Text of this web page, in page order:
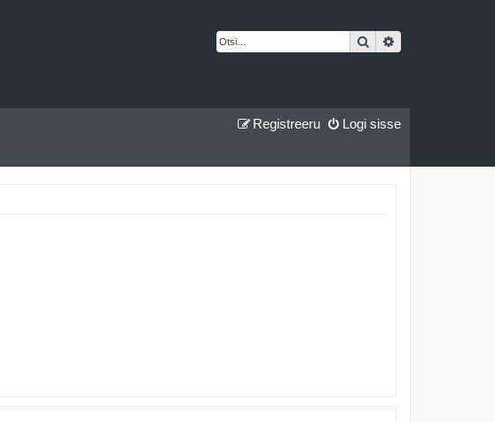
Otsi
Logi sisse
Registreeru